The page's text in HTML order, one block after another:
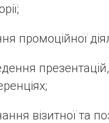
промоційної
візитної та